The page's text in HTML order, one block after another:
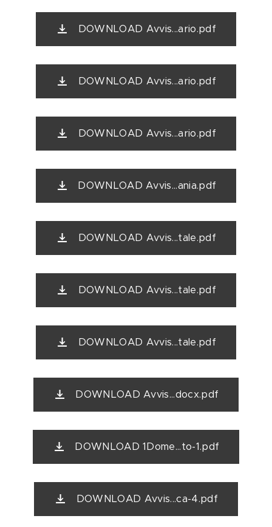
DOWNLOAD Avvis...ario.pdf
DOWNLOAD Avvis...ario.pdf
DOWNLOAD Avvis...ario.pdf
DOWNLOAD Avvis...ania.pdf
DOWNLOAD Avvis...tale.pdf
DOWNLOAD Avvis...tale.pdf
DOWNLOAD Avvis...tale.pdf
DOWNLOAD Avvis...docx.pdf
DOWNLOAD 1Dome...to-1.pdf
DOWNLOAD Avvis...ca-4.pdf